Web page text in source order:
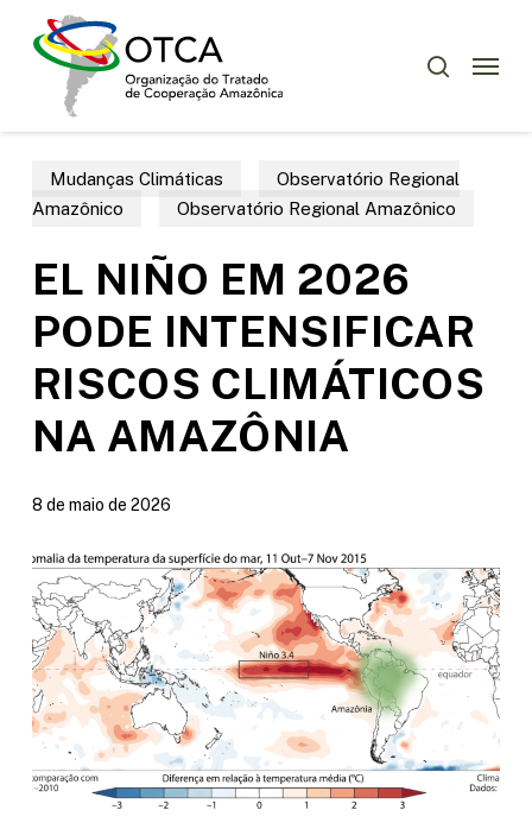
Menu
Mudanças Climáticas
Observatório Regional
Amazônico
Observatório Regional Amazônico
EL NIÑO EM 2026
PODE INTENSIFICAR
RISCOS CLIMÁTICOS
NA AMAZÔNIA
8 de maio de 2026